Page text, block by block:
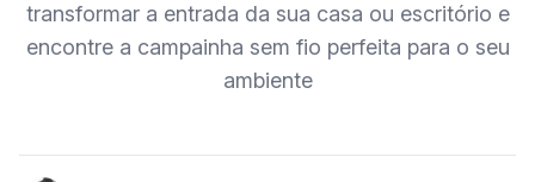
transformar a entrada da sua casa ou escritório e
encontre a campainha sem fio perfeita para o seu
ambiente